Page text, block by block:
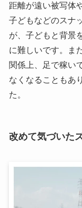
距離が遠い被写体
子どもなどのスナ
が、子どもと背景
に難しいです。ま
関係上、足で稼い
なくなることもあ
た。
改めて気づいた